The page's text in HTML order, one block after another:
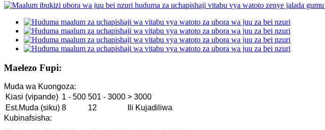
Maelezo Fupi:
Muda wa Kuongoza:
Kiasi (vipande) 1 - 500 501 - 3000 > 3000
Est.Muda (siku) 8 12
Ili Kujadiliwa
Kubinafsisha: